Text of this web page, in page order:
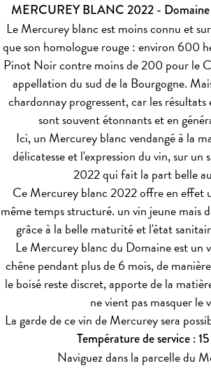
MERCUREY BLANC 2022 - Domaine
Le Mercurey blanc est moins connu et
que son homologue rouge : environ 600
Pinot Noir contre moins de 200 pour le
appellation du sud de la Bourgogne.
chardonnay progressent, car les
sont souvent étonnants et en
Ici, un Mercurey blanc vendangé à la
délicatesse et l'expression du vin, sur un
2022 qui fait la part belle
Ce Mercurey blanc 2022 offre en effet
même temps structuré. un vin jeune mais
grâce à la belle maturité et l'état
Le Mercurey blanc du Domaine est un
chêne pendant plus de 6 mois, de
le boisé reste discret, apporte de la
ne vient pas masquer le
La garde de ce vin de Mercurey sera
Température de service : 15
Naviguez dans la parcelle du